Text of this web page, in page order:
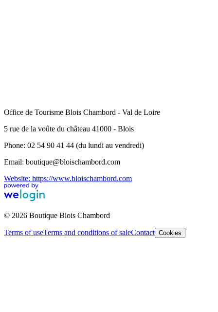
Office de Tourisme Blois Chambord - Val de Loire
5 rue de la voûte du château 41000 - Blois
Phone: 02 54 90 41 44 (du lundi au vendredi)
Email: boutique@bloischambord.com
Website: https://www.bloischambord.com
© 2026 Boutique Blois Chambord
Terms of useTerms and conditions of saleContact Cookies